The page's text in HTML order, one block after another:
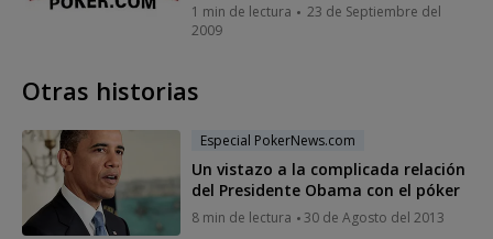
1 min de lectura
23 de Septiembre del
2009
Otras historias
Especial PokerNews.com
Un vistazo a la complicada relación
del Presidente Obama con el póker
8 min de lectura 30 de Agosto del 2013